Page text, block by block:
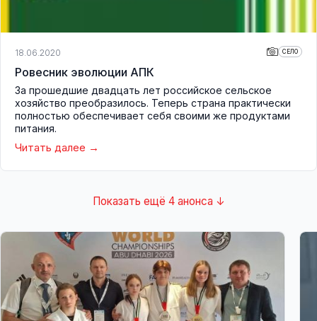
18.06.2020 СЕЛО
Ровесник эволюции АПК
За прошедшие двадцать лет российское сельское
хозяйство преобразилось. Теперь страна практически
полностью обеспечивает себя своими же продуктами
питания.
Читать далее
Показать ещё 4 анонса ↓